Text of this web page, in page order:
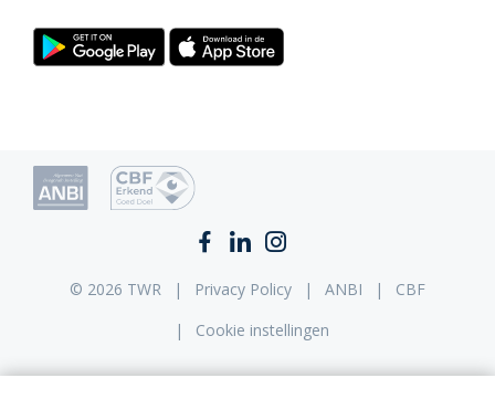
© 2026 TWR Privacy Policy ANBI
CBF
Cookie instellingen